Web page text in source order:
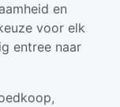
en
voor elk
entree naar